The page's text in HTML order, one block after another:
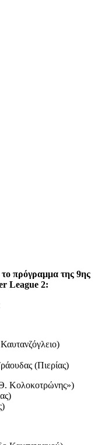
το πρόγραμμα της 9ης
League 2:
(Πιερίας)
Κολοκοτρώνης»)